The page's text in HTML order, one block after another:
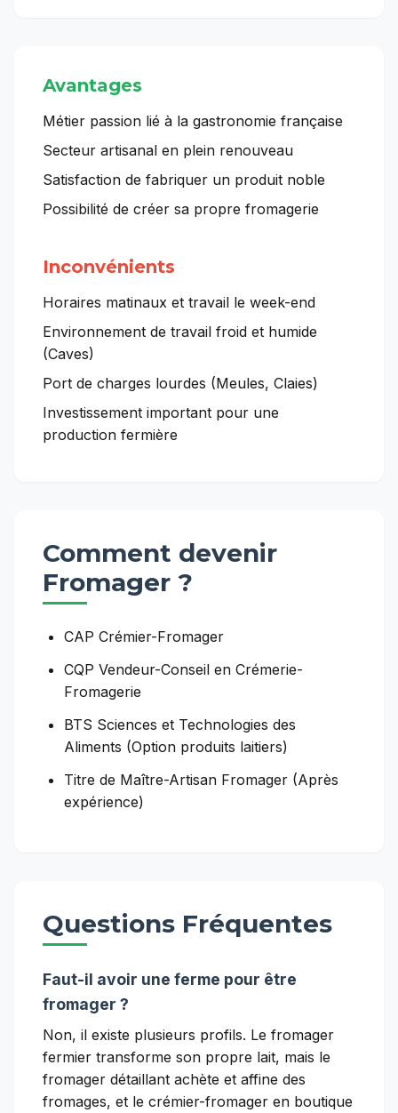
Avantages
Métier passion lié à la gastronomie française
Secteur artisanal en plein renouveau
Satisfaction de fabriquer un produit noble
Possibilité de créer sa propre fromagerie
Inconvénients
Horaires matinaux et travail le week-end
Environnement de travail froid et humide
(Caves)
Port de charges lourdes (Meules, Claies)
Investissement important pour une
production fermière
Comment devenir
Fromager ?
CAP Crémier-Fromager
CQP Vendeur-Conseil en Crémerie-
Fromagerie
BTS Sciences et Technologies des
Aliments (Option produits laitiers)
Titre de Maître-Artisan Fromager (Après
expérience)
Questions Fréquentes
Faut-il avoir une ferme pour être
fromager ?
Non, il existe plusieurs profils. Le fromager
fermier transforme son propre lait, mais le
fromager détaillant achète et affine des
fromages, et le crémier-fromager en boutique